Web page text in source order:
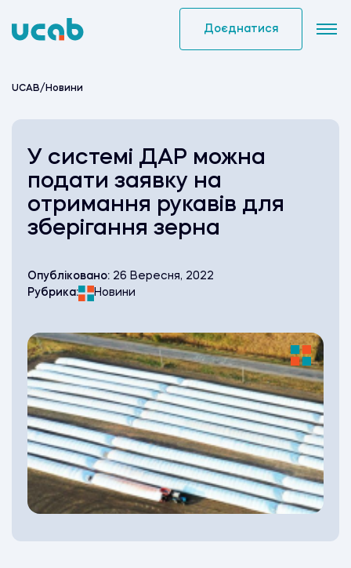
to
Доєднатися
UCAB/ Новини
У системі ДАР можна
подати заявку на
отримання рукавів для
зберігання зерна
Опубліковано: 26 Вересня, 2022
Рубрика:
Новини